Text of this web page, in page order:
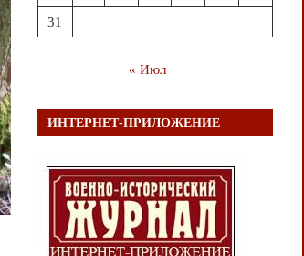
31
« Июл
ИНТЕРНЕТ-ПРИЛОЖЕНИЕ